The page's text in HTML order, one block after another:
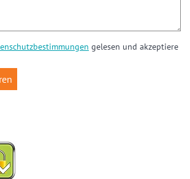
gelesen und akzeptiere